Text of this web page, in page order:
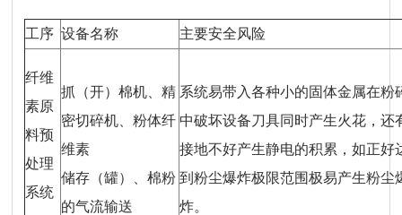
工序 设备名称 主要安全风险
纤维
素原
料预
处理
系统
抓（开）棉机、精
密切碎机、粉体纤
维素
储存（罐）、棉粉
的气流输送
系统易带入各种小的固体金属在粉
中破坏设备刀具同时产生火花，还
接地不好产生静电的积累，如正好
到粉尘爆炸极限范围极易产生粉尘
炸。